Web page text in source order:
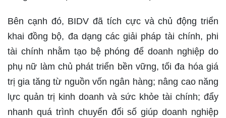
Bên cạnh đó, BIDV đã tích cực và chủ động triển
khai đồng bộ, đa dạng các giải pháp tài chính, phi
tài chính nhằm tạo bệ phóng để doanh nghiệp do
phụ nữ làm chủ phát triển bền vững, tối đa hóa giá
trị gia tăng từ nguồn vốn ngân hàng; nâng cao năng
lực quản trị kinh doanh và sức khỏe tài chính; đẩy
nhanh quá trình chuyển đổi số giúp doanh nghiệp